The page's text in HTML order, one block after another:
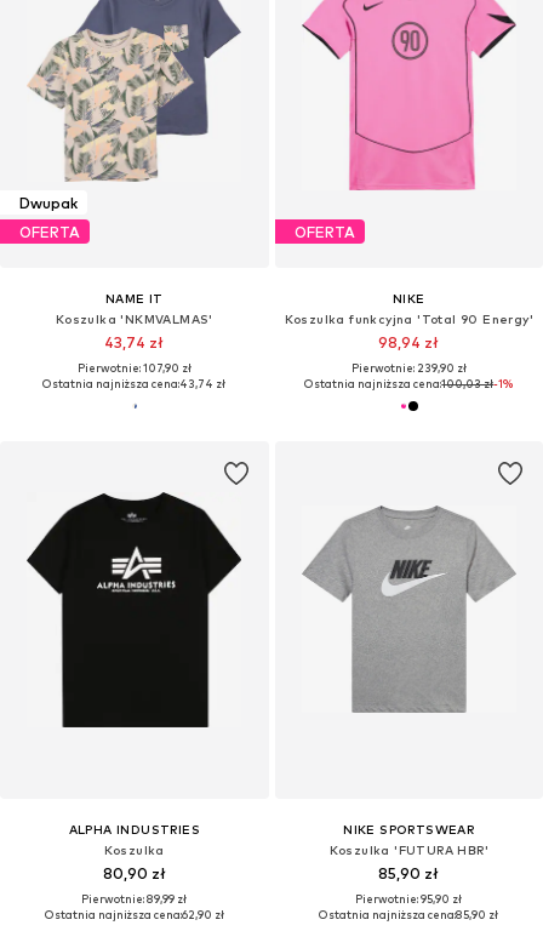
Dwupak
OFERTA
NAME IT
Koszulka 'NKMVALMAS'
43,74 zł
Pierwotnie: 107,90 zł
Ostatnia najniższa cena:43,74 zł
OFERTA
NIKE
Koszulka funkcyjna 'Total 90 Energy'
98,94 zł
Pierwotnie: 239,90 zł
Ostatnia najniższa cena:100,03 zł-1%
ALPHA INDUSTRIES
Koszulka
80,90 zł
Pierwotnie: 89,99 zł
Ostatnia najniższa cena:62,90 zł
NIKE SPORTSWEAR
Koszulka 'FUTURA HBR'
85,90 zł
Pierwotnie: 95,90 zł
Ostatnia najniższa cena:85,90 zł